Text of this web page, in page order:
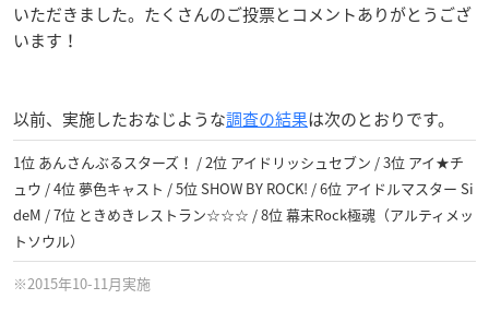
いただきました。たくさんのご投票とコメントありがとうござ
います！
以前、実施したおなじような調査の結果は次のとおりです。
1位 あんさんぶるスターズ！ / 2位 アイドリッシュセブン / 3位 アイ★チ
ュウ / 4位 夢色キャスト / 5位 SHOW BY ROCK! / 6位 アイドルマスター Si
deM / 7位 ときめきレストラン☆☆☆ / 8位 幕末Rock極魂（アルティメッ
トソウル）
※2015年10-11月実施